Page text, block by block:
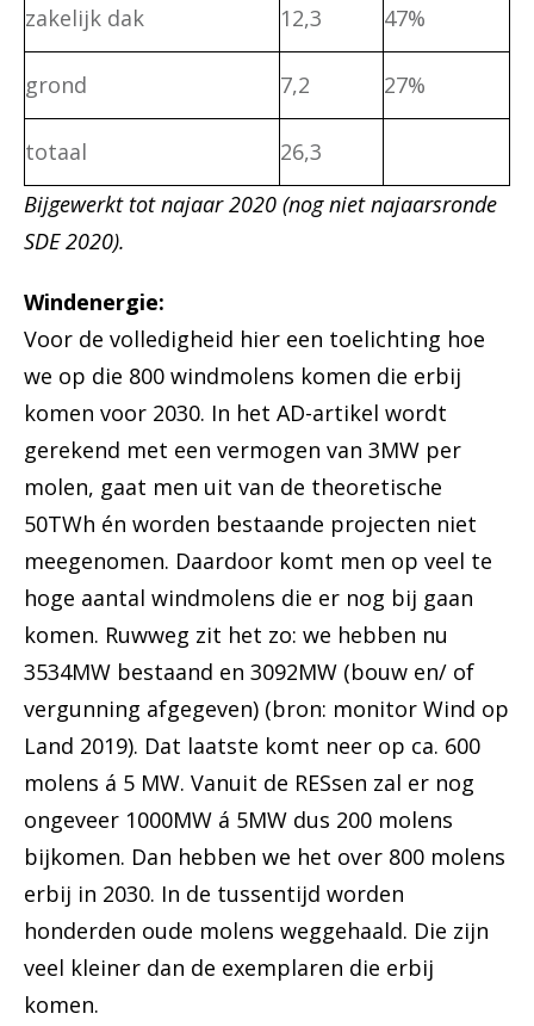
zakelijk dak 12,3 47%
grond 7,2 27%
totaal
26,3
Bijgewerkt tot najaar 2020 (nog niet najaarsronde
SDE 2020).
Windenergie:
Voor de volledigheid hier een toelichting hoe
we op die 800 windmolens komen die erbij
komen voor 2030. In het AD-artikel wordt
gerekend met een vermogen van 3MW per
molen, gaat men uit van de theoretische
50TWh én worden bestaande projecten niet
meegenomen. Daardoor komt men op veel te
hoge aantal windmolens die er nog bij gaan
komen. Ruwweg zit het zo: we hebben nu
3534MW bestaand en 3092MW (bouw en/ of
vergunning afgegeven) (bron: monitor Wind op
Land 2019). Dat laatste komt neer op ca. 600
molens á 5 MW. Vanuit de RESsen zal er nog
ongeveer 1000MW á 5MW dus 200 molens
bijkomen. Dan hebben we het over 800 molens
erbij in 2030. In de tussentijd worden
honderden oude molens weggehaald. Die zijn
veel kleiner dan de exemplaren die erbij
komen.